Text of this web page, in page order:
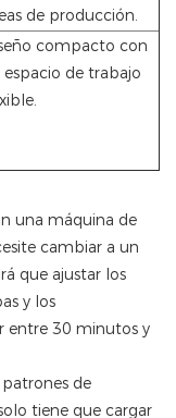
de producción.
compacto con
espacio de trabajo
una máquina de
cambiar a un
que ajustar los
y los
entre 30 minutos y
de
tiene que cargar